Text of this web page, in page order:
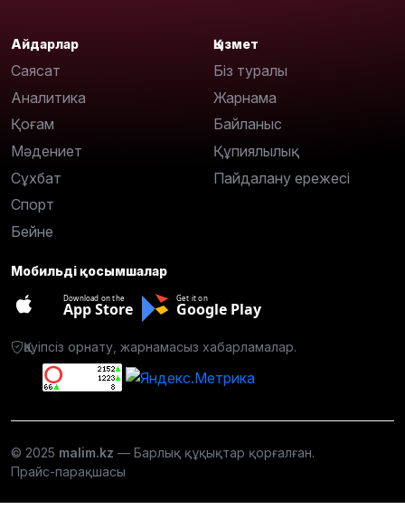
Айдарлар
Саясат
Аналитика
Қоғам
Мәдениет
Сұхбат
Спорт
Бейне
Қызмет
Біз туралы
Жарнама
Байланыс
Құпиялылық
Пайдалану ережесі
Мобильді қосымшалар
Download on the
App Store
Get it on
Google Play
Қауіпсіз орнату, жарнамасыз хабарламалар.
© 2025 malim.kz — Барлық құқықтар қорғалған.
Прайс-парақшасы